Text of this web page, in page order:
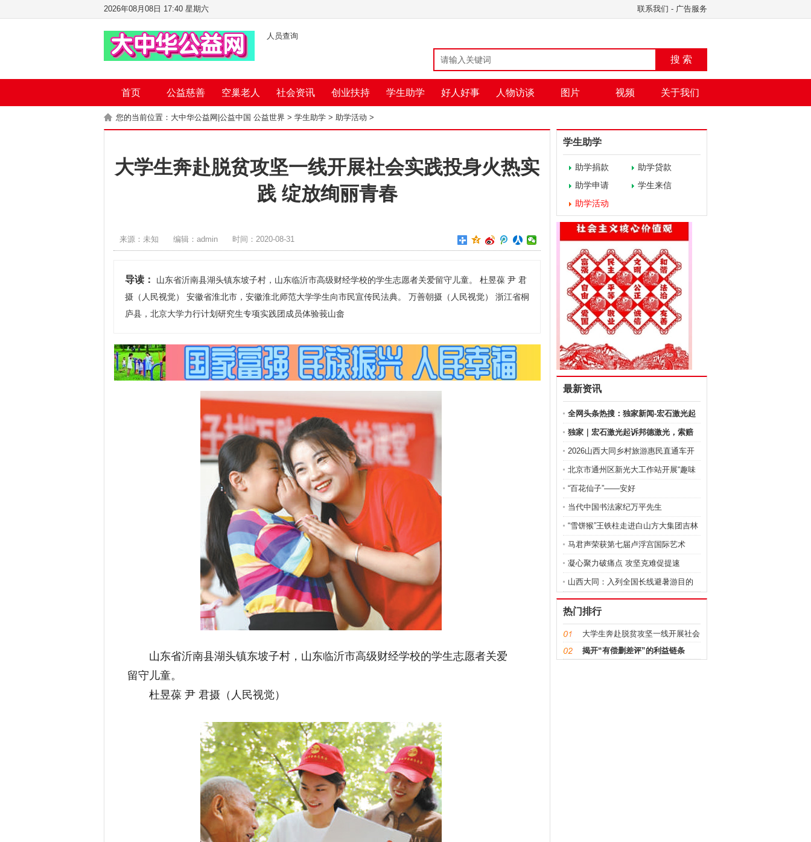
联系我们 - 广告服务
2026年08月08日 17:40 星期六
人员查询
搜 索
首页 公益慈善 空巢老人 社会资讯 创业扶持 学生助学 好人好事 人物访谈 图片 视频 关于我们
您的当前位置： 大中华公益网|公益中国 公益世界 > 学生助学 > 助学活动 >
大学生奔赴脱贫攻坚一线开展社会实践投身火热实
践 绽放绚丽青春
来源：未知 编辑：admin 时间：2020-08-31
导读：
山东省沂南县湖头镇东坡子村，山东临沂市高级财经学校的学生志愿者关爱留守儿童。 杜昱葆 尹 君
摄（人民视觉） 安徽省淮北市，安徽淮北师范大学学生向市民宣传民法典。 万善朝摄（人民视觉） 浙江省桐
庐县，北京大学力行计划研究生专项实践团成员体验莪山畲
山东省沂南县湖头镇东坡子村，山东临沂市高级财经学校的学生志愿者关爱
留守儿童。
杜昱葆 尹 君摄（人民视觉）
学生助学
助学捐款
助学贷款
助学申请
学生来信
助学活动
最新资讯
全网头条热搜：独家新闻-宏石激光起
诉
独家｜宏石激光起诉邦德激光，索赔
金额
2026山西大同乡村旅游惠民直通车开
通
北京市通州区新光大工作站开展“趣味
“百花仙子”——安好
当代中国书法家纪万平先生
“雪饼猴”王铁柱走进白山方大集团吉林
马君声荣获第七届卢浮宫国际艺术
展“金
凝心聚力破痛点 攻坚克难促提速
山西大同：入列全国长线避暑游目的
地
热门排行
大学生奔赴脱贫攻坚一线开展社会
实践投
揭开“有偿删差评”的利益链条